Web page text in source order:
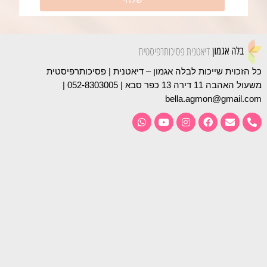
כל הזכוית שייכות לבלה אגמון – דיאטנית | פסיכותרפיסטית
משעול האהבה 11 דירה 13 כפר סבא | 052-8303005 |
bella.agmon@gmail.com